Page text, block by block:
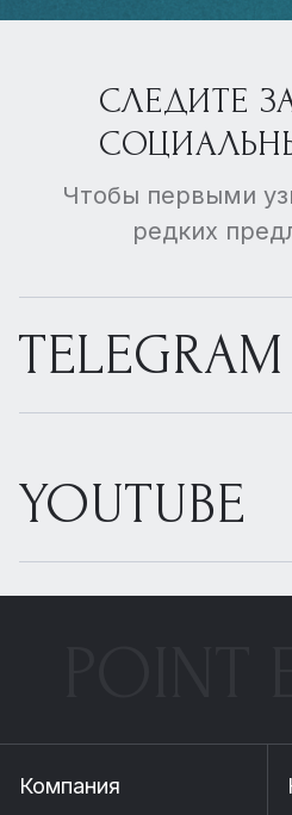
СЛЕДИТЕ
Чтобы первыми
редких
TELEGRAM
YOUTUBE
Компания